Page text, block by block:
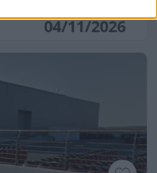
04/11/2026